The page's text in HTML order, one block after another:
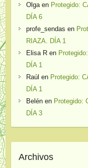
Olgaen Protegido:
DÍA 6
profe_sendas en
RIAZA. DÍA 1
Elisa Ren
DÍA 1
Raúl en Protegido:
DÍA 1
Belénen Protegido:
DÍA 3
Archivos